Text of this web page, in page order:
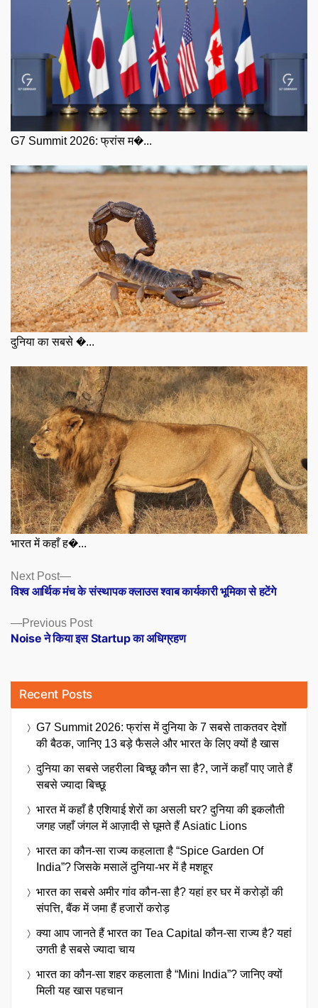
G7 Summit 2026: फ्रांस म�...
दुनिया का सबसे �...
भारत में कहाँ ह�...
Posts
navigation
Previous PostPrevious
post:
Noise ने किया इस Startup का अधिग्रहण
Next Post
Next
post:
विश्व आर्थिक मंच के संस्थापक क्लाउस श्वाब कार्यकारी भूमिका से हटेंगे
Recent Posts
G7 Summit 2026: फ्रांस में दुनिया के 7 सबसे ताकतवर देशों
की बैठक, जानिए 13 बड़े फैसले और भारत के लिए क्यों है खास
दुनिया का सबसे जहरीला बिच्छू कौन सा है?, जानें कहाँ पाए जाते हैं
सबसे ज्यादा बिच्छू
भारत में कहाँ है एशियाई शेरों का असली घर? दुनिया की इकलौती
जगह जहाँ जंगल में आज़ादी से घूमते हैं Asiatic Lions
भारत का कौन-सा राज्य कहलाता है “Spice Garden Of
India”? जिसके मसालें दुनिया-भर में है मशहूर
भारत का सबसे अमीर गांव कौन-सा है? यहां हर घर में करोड़ों की
संपत्ति, बैंक में जमा हैं हजारों करोड़
क्या आप जानते हैं भारत का Tea Capital कौन-सा राज्य है? यहां
उगती है सबसे ज्यादा चाय
भारत का कौन-सा शहर कहलाता है “Mini India”? जानिए क्यों
मिली यह खास पहचान